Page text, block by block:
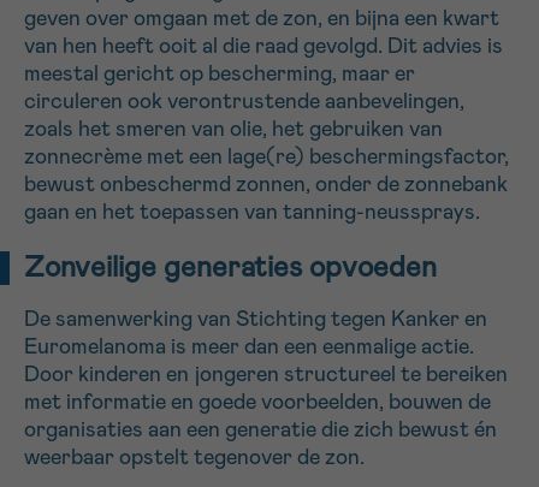
geven over omgaan met de zon, en bijna een kwart
van hen heeft ooit al die raad gevolgd. Dit advies is
meestal gericht op bescherming, maar er
circuleren ook verontrustende aanbevelingen,
zoals het smeren van olie, het gebruiken van
zonnecrème met een lage(re) beschermingsfactor,
bewust onbeschermd zonnen, onder de zonnebank
gaan en het toepassen van tanning-neussprays.
Zonveilige generaties opvoeden
De samenwerking van Stichting tegen Kanker en
Euromelanoma is meer dan een eenmalige actie.
Door kinderen en jongeren structureel te bereiken
met informatie en goede voorbeelden, bouwen de
organisaties aan een generatie die zich bewust én
weerbaar opstelt tegenover de zon.